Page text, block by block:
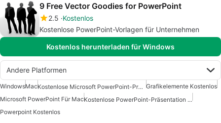
9 Free Vector Goodies for PowerPoint
2.5 Kostenlos
Kostenlose PowerPoint-Vorlagen für Unternehmen
Kostenlos herunterladen für Windows
Andere Platformen
WindowsMac Kostenlose Microsoft PowerPoint-Präsentation Für Mac Grafikelemente Kostenlos
Microsoft PowerPoint Für Mac
Kostenlose PowerPoint-Präsentation Für Mac
Powerpoint Kostenlos